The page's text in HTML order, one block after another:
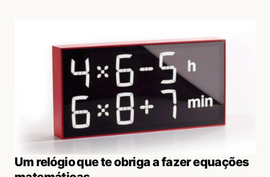
Um relógio que te obriga a fazer equações